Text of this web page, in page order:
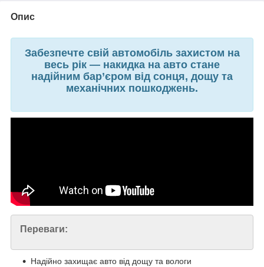
Опис
Забезпечте свій автомобіль захистом на
весь рік — накидка на авто стане
надійним бар’єром від сонця, дощу та
механічних пошкоджень.
Переваги:
Надійно захищає авто від дощу та вологи